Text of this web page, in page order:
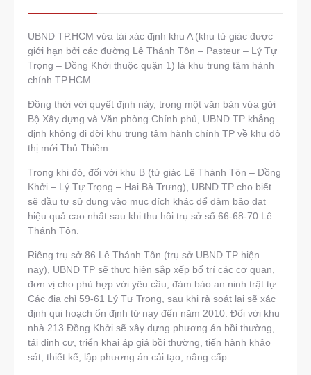
UBND TP.HCM vừa tái xác định khu A (khu tứ giác được
giới hạn bởi các đường Lê Thánh Tôn – Pasteur – Lý Tự
Trọng – Đồng Khởi thuộc quận 1) là khu trung tâm hành
chính TP.HCM.
Đồng thời với quyết định này, trong một văn bản vừa gửi
Bộ Xây dựng và Văn phòng Chính phủ, UBND TP khẳng
định không di dời khu trung tâm hành chính TP về khu đô
thị mới Thủ Thiêm.
Trong khi đó, đối với khu B (tứ giác Lê Thánh Tôn – Đồng
Khởi – Lý Tự Trọng – Hai Bà Trưng), UBND TP cho biết
sẽ đầu tư sử dụng vào mục đích khác để đảm bảo đạt
hiệu quả cao nhất sau khi thu hồi trụ sở số 66-68-70 Lê
Thánh Tôn.
Riêng trụ sở 86 Lê Thánh Tôn (trụ sở UBND TP hiện
nay), UBND TP sẽ thực hiện sắp xếp bố trí các cơ quan,
đơn vị cho phù hợp với yêu cầu, đảm bảo an ninh trật tự.
Các địa chỉ 59-61 Lý Tự Trọng, sau khi rà soát lại sẽ xác
định qui hoạch ổn định từ nay đến năm 2010. Đối với khu
nhà 213 Đồng Khởi sẽ xây dựng phương án bồi thường,
tái định cư, triển khai áp giá bồi thường, tiến hành khảo
sát, thiết kế, lập phương án cải tạo, nâng cấp.